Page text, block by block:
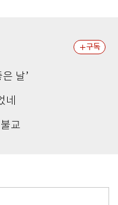
구독
날’
네
교